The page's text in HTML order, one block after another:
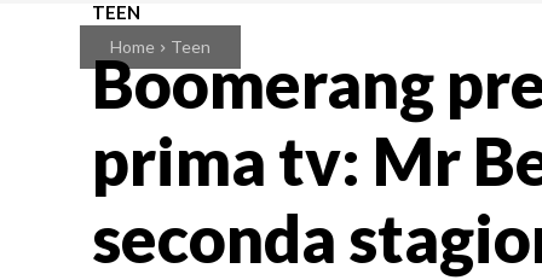
Home Teen
TEEN
Boomerang
prima tv: Mr
seconda